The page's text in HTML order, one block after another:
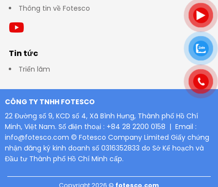
Thông tin về Fotesco
Tin tức
Triển lãm
CÔNG TY TNHH FOTESCO
22 Đường số 9, KCD số 4, Xã Bình Hưng, Thành phố Hồ Chí
Minh, Việt Nam. Số điện thoại : +84 28 2200 0158 | Email :
info@fotesco.com © Fotesco Company Limited Giấy chứng
nhận đăng ký kinh doanh số 0316352833 do Sở Kế hoạch và
Đầu tư Thành phố Hồ Chí Minh cấp.
Copyright 2026 © fotesco.com